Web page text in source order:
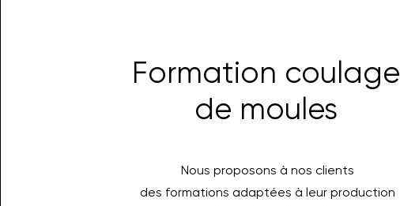
Formation coulage
de moules
Nous proposons à nos clients
des formations adaptées à leur production